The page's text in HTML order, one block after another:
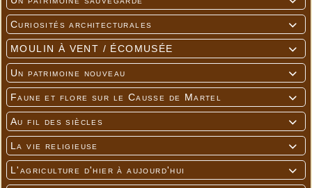

Curiosités architecturales

MOULIN À VENT / ÉCOMUSÉE

Un patrimoine nouveau

Faune et flore sur le Causse de Martel

Au fil des siècles

La vie religieuse

L'agriculture d'hier à aujourd'hui